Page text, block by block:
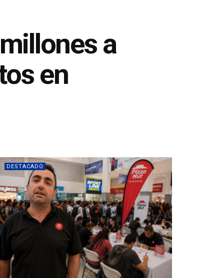
a
en
DESTACADO